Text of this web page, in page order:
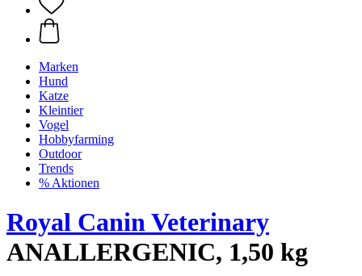
Marken
Hund
Katze
Kleintier
Vogel
Hobbyfarming
Outdoor
Trends
% Aktionen
Royal Canin Veterinary
ANALLERGENIC, 1,50 kg